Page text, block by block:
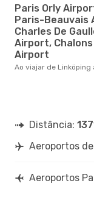
Paris Orly Airport,
Paris-Beauvais
Charles De
Airport,
Airport
Ao viajar de Linköping
Distância:
Aeroportos
Aeroportos